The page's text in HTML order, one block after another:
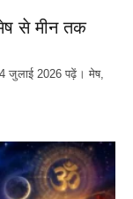
से मीन तक
जुलाई 2026 पढ़ें। मेष,